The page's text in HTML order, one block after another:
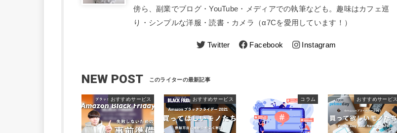
傍ら、副業でブログ・YouTube・メディアでの執筆なども。趣味はカフェ巡
り・シンプルな洋服・読書・カメラ（α7Cを愛用しています！）
Twitter Facebook Instagram
NEW POST
おすすめサービス おすすめサービス コラム おすすめサービス